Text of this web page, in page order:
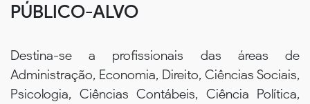
PÚBLICO-ALVO
Destina-se a profissionais das áreas de
Administração, Economia, Direito, Ciências Sociais,
Psicologia, Ciências Contábeis, Ciência Política,